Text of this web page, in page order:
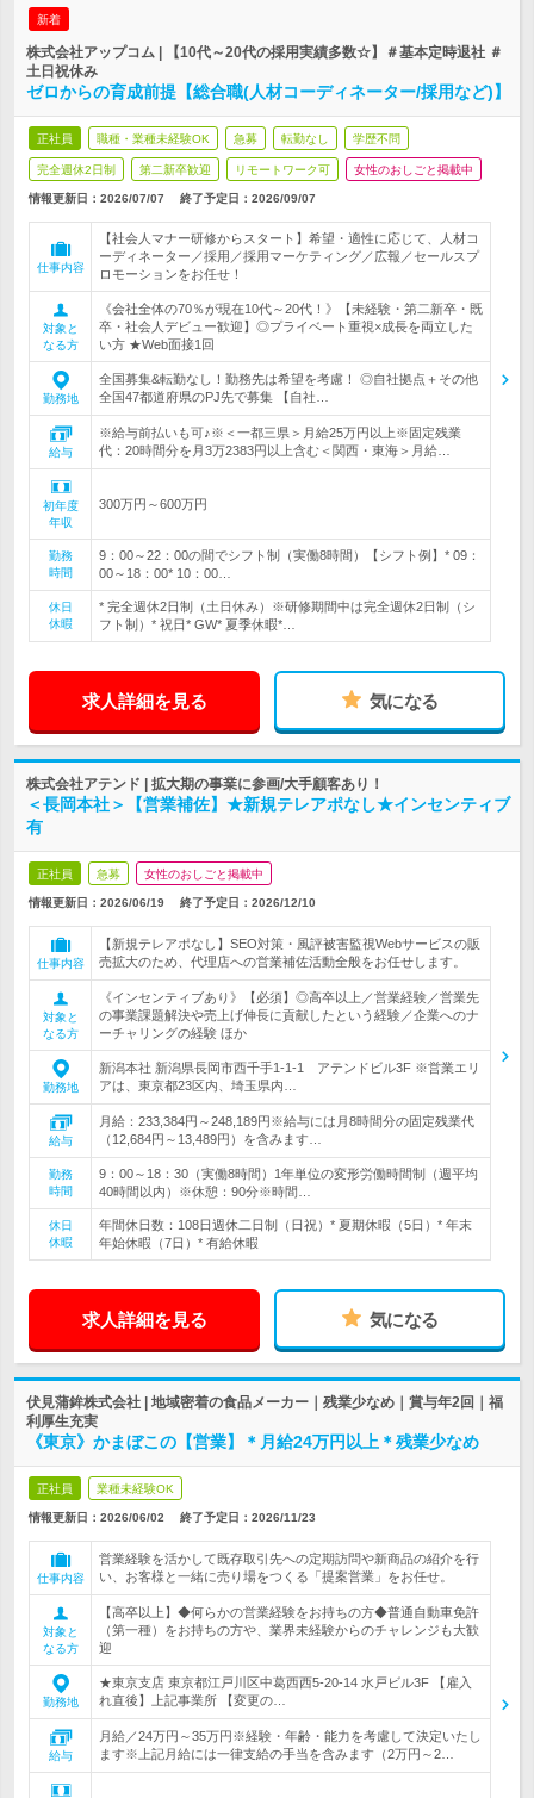
新着
株式会社アップコム | 【10代～20代の採用実績多数☆】＃基本定時退社 ＃
土日祝休み
ゼロからの育成前提【総合職(人材コーディネーター/採用など)】
正社員 職種・業種未経験OK 急募 転勤なし 学歴不問
完全週休2日制 第二新卒歓迎 リモートワーク可 女性のおしごと掲載中
情報更新日：2026/07/07 終了予定日： 2026/09/07
仕事内容
【社会人マナー研修からスタート】希望・適性に応じて、人材コ
ーディネーター／採用／採用マーケティング／広報／セールスプ
ロモーションをお任せ！
対象と
なる方
《会社全体の70％が現在10代～20代！》【未経験・第二新卒・既
卒・社会人デビュー歓迎】◎プライベート重視×成長を両立した
い方 ★Web面接1回
勤務地
全国募集&転勤なし！勤務先は希望を考慮！ ◎自社拠点＋その他
全国47都道府県のPJ先で募集 【自社…
給与
※給与前払いも可♪※＜一都三県＞月給25万円以上※固定残業
代：20時間分を月3万2383円以上含む＜関西・東海＞月給…
初年度
年収
300万円～600万円
勤務
時間
9：00～22：00の間でシフト制（実働8時間）【シフト例】* 09：
00～18：00* 10：00…
休日
休暇
* 完全週休2日制（土日休み）※研修期間中は完全週休2日制（シ
フト制）* 祝日* GW* 夏季休暇*…
求人詳細を見る 気になる
株式会社アテンド | 拡大期の事業に参画/大手顧客あり！
＜長岡本社＞【営業補佐】★新規テレアポなし★インセンティブ
有
正社員 急募 女性のおしごと掲載中
情報更新日：2026/06/19 終了予定日： 2026/12/10
仕事内容
【新規テレアポなし】SEO対策・風評被害監視Webサービスの販
売拡大のため、代理店への営業補佐活動全般をお任せします。
対象と
なる方
《インセンティブあり》【必須】◎高卒以上／営業経験／営業先
の事業課題解決や売上げ伸長に貢献したという経験／企業へのナ
ーチャリングの経験 ほか
勤務地
新潟本社 新潟県長岡市西千手1-1-1 アテンドビル3F ※営業エリ
アは、東京都23区内、埼玉県内…
給与
月給：233,384円～248,189円※給与には月8時間分の固定残業代
（12,684円～13,489円）を含みます…
勤務
時間
9：00～18：30（実働8時間）1年単位の変形労働時間制（週平均
40時間以内）※休憩：90分※時間…
休日
休暇
年間休日数：108日週休二日制（日祝）* 夏期休暇（5日）* 年末
年始休暇（7日）* 有給休暇
求人詳細を見る 気になる
伏見蒲鉾株式会社 | 地域密着の食品メーカー｜残業少なめ｜賞与年2回｜福
利厚生充実
《東京》かまぼこの【営業】＊月給24万円以上＊残業少なめ
正社員 業種未経験OK
情報更新日：2026/06/02 終了予定日： 2026/11/23
仕事内容
営業経験を活かして既存取引先への定期訪問や新商品の紹介を行
い、お客様と一緒に売り場をつくる「提案営業」をお任せ。
対象と
なる方
【高卒以上】◆何らかの営業経験をお持ちの方◆普通自動車免許
（第一種）をお持ちの方や、業界未経験からのチャレンジも大歓
迎
勤務地
★東京支店 東京都江戸川区中葛西西5-20-14 水戸ビル3F 【雇入
れ直後】上記事業所 【変更の…
給与
月給／24万円～35万円※経験・年齢・能力を考慮して決定いたし
ます※上記月給には一律支給の手当を含みます（2万円～2…